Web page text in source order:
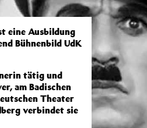
eine Ausbildung
Bühnenbild UdK
tätig und
am Badischen
Theater
verbindet sie